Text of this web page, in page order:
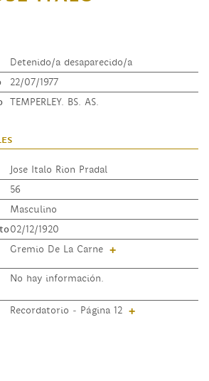
Detenido/a desaparecido/a
22/07/1977
TEMPERLEY. BS. AS.
Jose Italo Rion Pradal
56
Masculino
02/12/1920
Gremio De La Carne +
No hay información.
Recordatorio - Página 12 +